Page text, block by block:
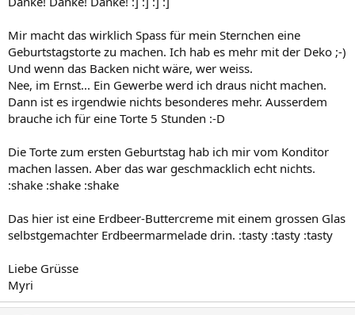
Mir macht das wirklich Spass für mein Sternchen eine
Geburtstagstorte zu machen. Ich hab es mehr mit der Deko ;-)
Und wenn das Backen nicht wäre, wer weiss.
Nee, im Ernst... Ein Gewerbe werd ich draus nicht machen.
Dann ist es irgendwie nichts besonderes mehr. Ausserdem
brauche ich für eine Torte 5 Stunden :-D
Die Torte zum ersten Geburtstag hab ich mir vom Konditor
machen lassen. Aber das war geschmacklich echt nichts.
:shake :shake :shake
Das hier ist eine Erdbeer-Buttercreme mit einem grossen Glas
selbstgemachter Erdbeermarmelade drin. :tasty :tasty :tasty
Liebe Grüsse
Myri